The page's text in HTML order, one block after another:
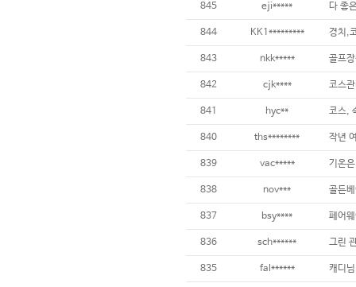
845 eji*****
844 KK1********* 경치,
843 nkk***** 골프
842 cjk****
841 hyc** 코스,
840 ths********
839 vac*****
838 nov*** 골든
837 bsy****
836 sch******
835 fal******